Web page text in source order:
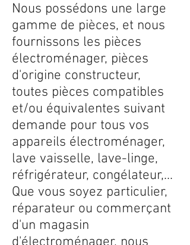
Nous possédons une large
gamme de pièces, et nous
fournissons les pièces
électroménager, pièces
d'origine constructeur,
toutes pièces compatibles
et/ou équivalentes suivant
demande pour tous vos
appareils électroménager,
lave vaisselle, lave-linge,
réfrigérateur, congélateur,...
Que vous soyez particulier,
réparateur ou commerçant
d'un magasin